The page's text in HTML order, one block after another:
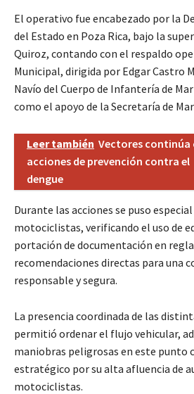
El operativo fue encabezado por la
del Estado en Poza Rica, bajo la
Quiroz, contando con el respaldo
Municipal, dirigida por Edgar Castro
Navío del Cuerpo de Infantería de
como el apoyo de la Secretaría de
Leer también Vectores continúa
acciones de prevención contra el
dengue
Durante las acciones se puso
motociclistas, verificando el uso de
portación de documentación en
recomendaciones directas para una
responsable y segura.
La presencia coordinada de las
permitió ordenar el flujo vehicular,
maniobras peligrosas en este punto
estratégico por su alta afluencia de
motociclistas.